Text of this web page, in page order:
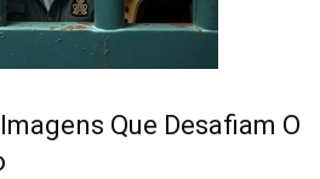
Que Desafiam O